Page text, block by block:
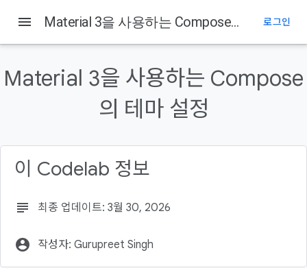
1. 소개
학습할 내용
menu Material 3을 사용하는 Compose의 테마 설정 로그인
Material 3을 사용하는 Compose
의 테마 설정
이 Codelab 정보
subject 최종 업데이트: 3월 30, 2026
account_circle 작성자: Gurupreet Singh